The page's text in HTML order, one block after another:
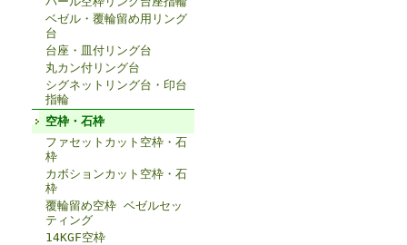
ベゼル・覆輪留め用リング
台
台座・皿付リング台
丸カン付リング台
シグネットリング台・印台
指輪
空枠・石枠
ファセットカット空枠・石
枠
カボションカット空枠・石
枠
覆輪留め空枠 ベゼルセッ
ティング
14KGF空枠